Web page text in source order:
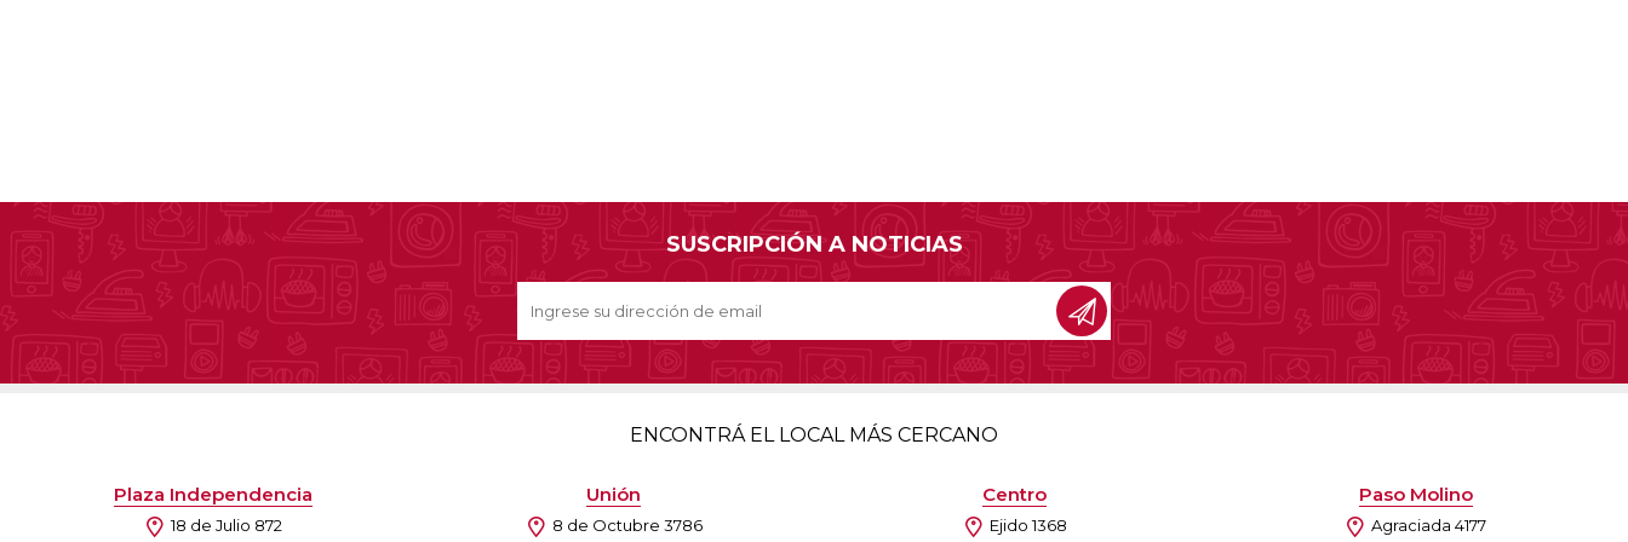
SUSCRIPCIÓN A NOTICIAS
ENCONTRÁ EL LOCAL MÁS CERCANO
Plaza Independencia
18 de Julio 872
Unión
8 de Octubre 3786
Centro
Ejido 1368
Paso Molino
Agraciada 4177